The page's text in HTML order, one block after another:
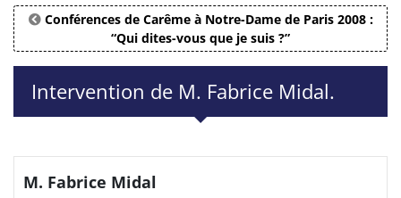
Conférences de Carême à Notre-Dame de Paris 2008 :
“Qui dites-vous que je suis ?”
Intervention de M. Fabrice Midal.
M. Fabrice Midal